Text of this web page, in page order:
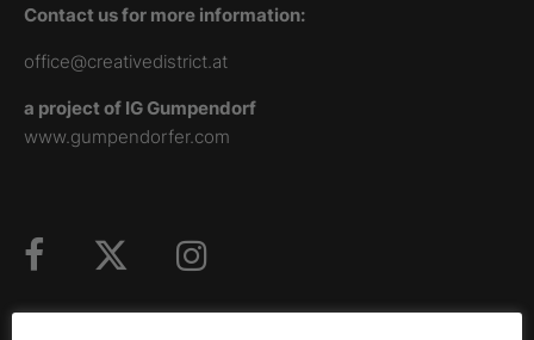
Contact us for more information:
office@creativedistrict.at
a project of IG Gumpendorf
www.gumpendorfer.com